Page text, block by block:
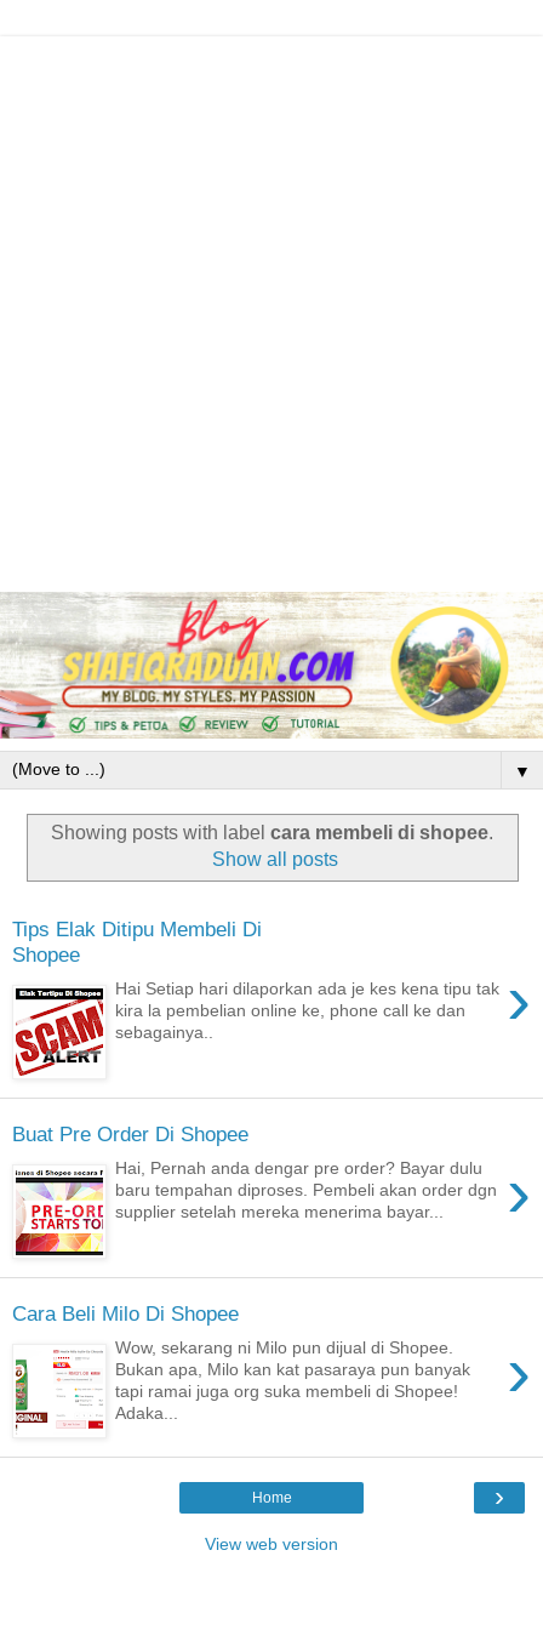
▼
Showing posts with label cara membeli di shopee.
Show all posts
Tips Elak Ditipu Membeli Di
Shopee
›
Hai Setiap hari dilaporkan ada je kes kena tipu tak
kira la pembelian online ke, phone call ke dan
sebagainya..
Buat Pre Order Di Shopee
›
Hai, Pernah anda dengar pre order? Bayar dulu
baru tempahan diproses. Pembeli akan order dgn
supplier setelah mereka menerima bayar...
Cara Beli Milo Di Shopee
›
Wow, sekarang ni Milo pun dijual di Shopee.
Bukan apa, Milo kan kat pasaraya pun banyak
tapi ramai juga org suka membeli di Shopee!
Adaka...
›
Home
View web version